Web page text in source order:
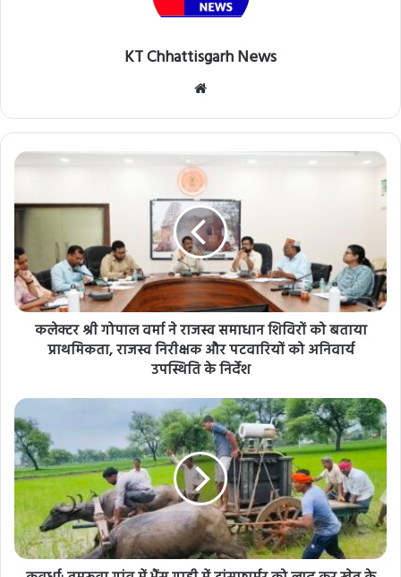
KT Chhattisgarh News
कलेक्टर श्री गोपाल वर्मा ने राजस्व समाधान शिविरों को बताया
प्राथमिकता, राजस्व निरीक्षक और पटवारियों को अनिवार्य
उपस्थिति के निर्देश